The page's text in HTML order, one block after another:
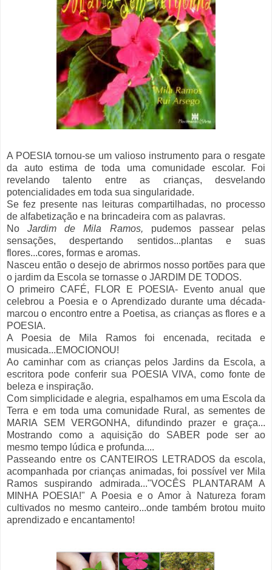
A POESIA tornou-se um valioso instrumento para o resgate
da auto estima de toda uma comunidade escolar. Foi
revelando talento entre as crianças, desvelando
potencialidades em toda sua singularidade.
Se fez presente nas leituras compartilhadas, no processo
de alfabetização e na brincadeira com as palavras.
NoJardim de Mila Ramos, pudemos passear pelas
sensações, despertando sentidos...plantas e suas
flores...cores, formas e aromas.
Nasceu então o desejo de abrirmos nosso portões para que
o jardim da Escola se tornasse o JARDIM DE TODOS.
O primeiro CAFÉ, FLOR E POESIA- Evento anual que
celebrou a Poesia e o Aprendizado durante uma década-
marcou o encontro entre a Poetisa, as crianças as flores e a
POESIA.
A Poesia de Mila Ramos foi encenada, recitada e
musicada...EMOCIONOU!
Ao caminhar com as crianças pelos Jardins da Escola, a
escritora pode conferir sua POESIA VIVA, como fonte de
beleza e inspiração.
Com simplicidade e alegria, espalhamos em uma Escola da
Terra e em toda uma comunidade Rural, as sementes de
MARIA SEM VERGONHA, difundindo prazer e graça...
Mostrando como a aquisição do SABER pode ser ao
mesmo tempo lúdica e profunda....
Passeando entre os CANTEIROS LETRADOS da escola,
acompanhada por crianças animadas, foi possível ver Mila
Ramos suspirando admirada..."VOCÊS PLANTARAM A
MINHA POESIA!" A Poesia e o Amor à Natureza foram
cultivados no mesmo canteiro...onde também brotou muito
aprendizado e encantamento!